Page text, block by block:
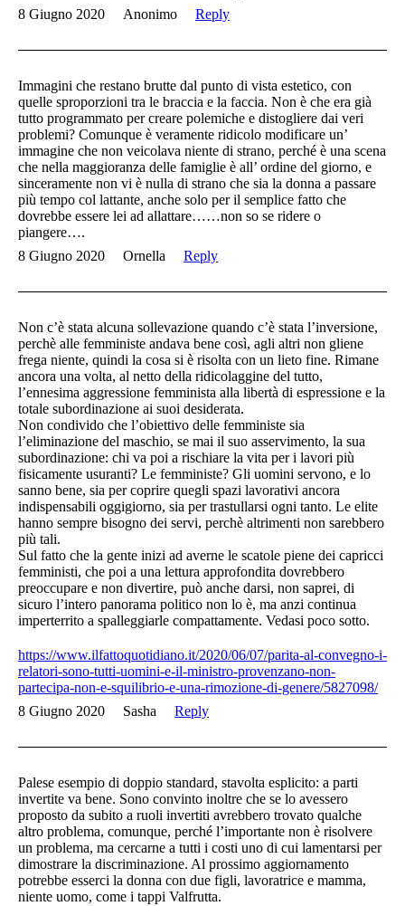
8 Giugno 2020
Anonimo Reply
Immagini che restano brutte dal punto di vista estetico, con
quelle sproporzioni tra le braccia e la faccia. Non è che era già
tutto programmato per creare polemiche e distogliere dai veri
problemi? Comunque è veramente ridicolo modificare un’
immagine che non veicolava niente di strano, perché è una scena
che nella maggioranza delle famiglie è all’ ordine del giorno, e
sinceramente non vi è nulla di strano che sia la donna a passare
più tempo col lattante, anche solo per il semplice fatto che
dovrebbe essere lei ad allattare……non so se ridere o
piangere….
8 Giugno 2020
Ornella Reply
Non c’è stata alcuna sollevazione quando c’è stata l’inversione,
perchè alle femministe andava bene così, agli altri non gliene
frega niente, quindi la cosa si è risolta con un lieto fine. Rimane
ancora una volta, al netto della ridicolaggine del tutto,
l’ennesima aggressione femminista alla libertà di espressione e la
totale subordinazione ai suoi desiderata.
Non condivido che l’obiettivo delle femministe sia
l’eliminazione del maschio, se mai il suo asservimento, la sua
subordinazione: chi va poi a rischiare la vita per i lavori più
fisicamente usuranti? Le femministe? Gli uomini servono, e lo
sanno bene, sia per coprire quegli spazi lavorativi ancora
indispensabili oggigiorno, sia per trastullarsi ogni tanto. Le elite
hanno sempre bisogno dei servi, perchè altrimenti non sarebbero
più tali.
Sul fatto che la gente inizi ad averne le scatole piene dei capricci
femministi, che poi a una lettura approfondita dovrebbero
preoccupare e non divertire, può anche darsi, non saprei, di
sicuro l’intero panorama politico non lo è, ma anzi continua
imperterrito a spalleggiarle compattamente. Vedasi poco sotto.
https://www.ilfattoquotidiano.it/2020/06/07/parita-al-convegno-i-
relatori-sono-tutti-uomini-e-il-ministro-provenzano-non-
partecipa-non-e-squilibrio-e-una-rimozione-di-genere/5827098/
8 Giugno 2020
Sasha Reply
Palese esempio di doppio standard, stavolta esplicito: a parti
invertite va bene. Sono convinto inoltre che se lo avessero
proposto da subito a ruoli invertiti avrebbero trovato qualche
altro problema, comunque, perché l’importante non è risolvere
un problema, ma cercarne a tutti i costi uno di cui lamentarsi per
dimostrare la discriminazione. Al prossimo aggiornamento
potrebbe esserci la donna con due figli, lavoratrice e mamma,
niente uomo, come i tappi Valfrutta.